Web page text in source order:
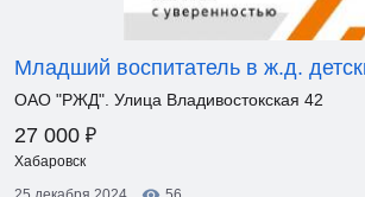
Младший воспитатель в ж.д.
ОАО "РЖД". Улица Владивостокская 42
27 000 ₽
Хабаровск